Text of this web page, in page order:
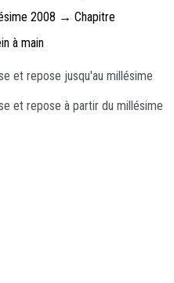
2008 → Chapitre
à main
et repose jusqu'au millésime
et repose à partir du millésime